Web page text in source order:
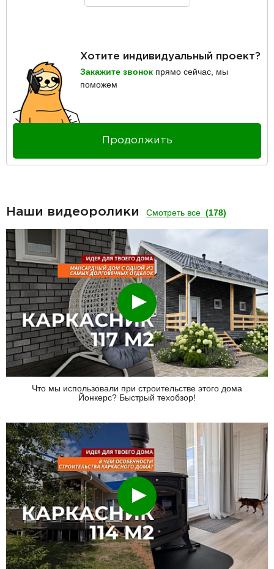
Хотите индивидуальный проект?
Закажите звонок прямо сейчас, мы
поможем
Продолжить
Наши видеоролики Смотреть все (178)
Смотреть
Что мы использовали при строительстве этого дома
Йонкерс? Быстрый техобзор!
Смотреть